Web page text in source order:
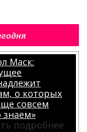
Маск:
о которых
совсем
знаем»
подробнее